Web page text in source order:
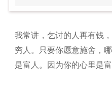
我常讲，乞讨的人再有钱
穷人。只要你愿意施舍，
是富人。因为你的心里是